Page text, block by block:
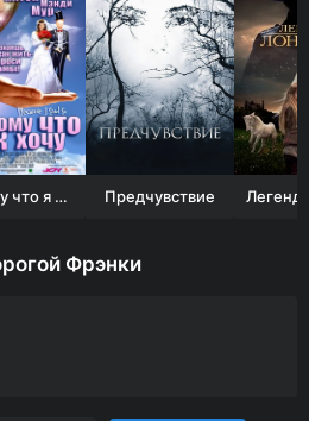
Потому что я так хочу Предчувствие
Фрэнки